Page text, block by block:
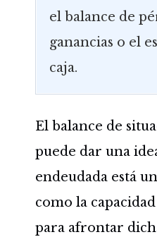
el balance de
ganancias o el
caja.
El balance de
puede dar una
endeudada está
como la
para afrontar